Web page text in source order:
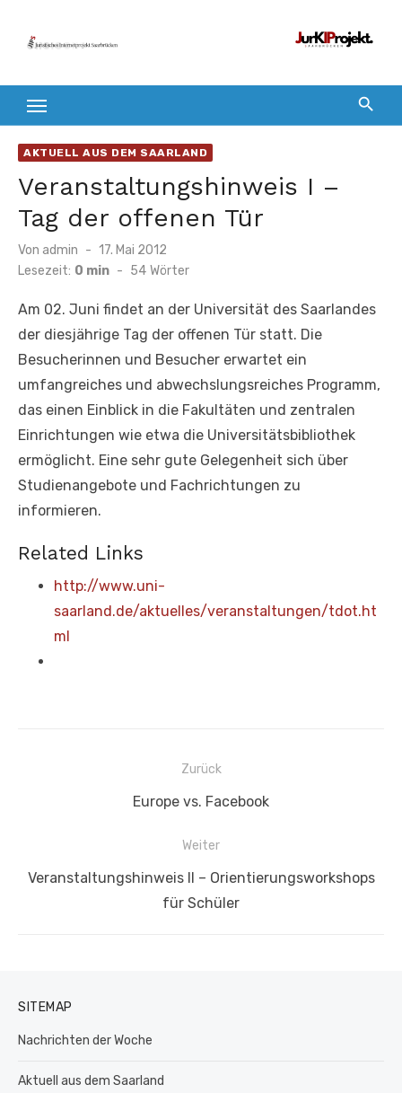
Inhalt
AKTUELL AUS DEM SAARLAND
Veranstaltungshinweis I –
Tag der offenen Tür
Von admin
Veröffentlicht
am
17. Mai 2012
Lesezeit: 0 min - 54 Wörter
Am 02. Juni findet an der Universität des Saarlandes
der diesjährige Tag der offenen Tür statt. Die
Besucherinnen und Besucher erwartet ein
umfangreiches und abwechslungsreiches Programm,
das einen Einblick in die Fakultäten und zentralen
Einrichtungen wie etwa die Universitätsbibliothek
ermöglicht. Eine sehr gute Gelegenheit sich über
Studienangebote und Fachrichtungen zu
informieren.
Related Links
http://www.uni-
saarland.de/aktuelles/veranstaltungen/tdot.ht
ml
Beitragsnavigation
Zurück
Vorheriger
Europe vs. Facebook
Weiter
Nächster
Veranstaltungshinweis II – Orientierungsworkshops
für Schüler
SITEMAP
Nachrichten der Woche
Aktuell aus dem Saarland